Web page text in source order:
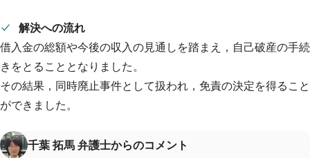
解決への流れ
借入金の総額や今後の収入の見通しを踏まえ，自己破産の手続
きをとることとなりました。
その結果，同時廃止事件として扱われ，免責の決定を得ること
ができました。
千葉 拓馬 弁護士からのコメント